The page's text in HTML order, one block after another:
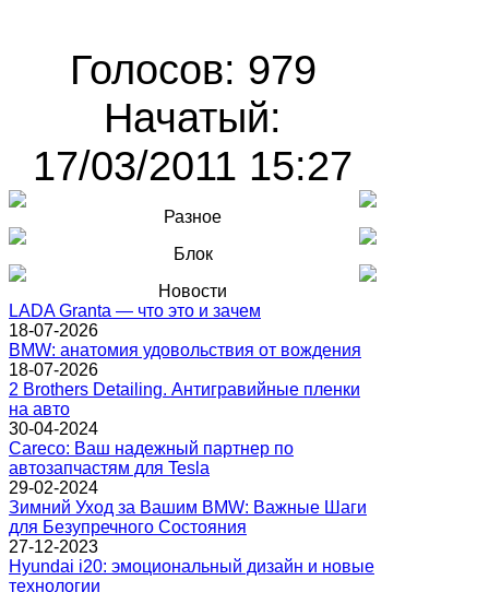
Голосов: 979
Начатый:
17/03/2011 15:27
Разное
Блок
Новости
LADA Granta — что это и зачем
18-07-2026
BMW: анатомия удовольствия от вождения
18-07-2026
2 Brothers Detailing. Антигравийные пленки
на авто
30-04-2024
Careco: Ваш надежный партнер по
автозапчастям для Tesla
29-02-2024
Зимний Уход за Вашим BMW: Важные Шаги
для Безупречного Состояния
27-12-2023
Hyundai i20: эмоциональный дизайн и новые
технологии